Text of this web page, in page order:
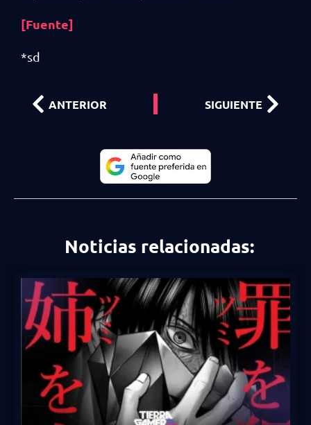
[Fuente]
*sd
ANTERIOR SIGUIENTE
Noticias relacionadas: